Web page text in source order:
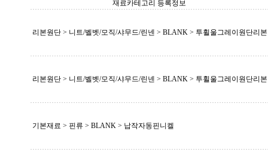
재료카테고리 등록정보
리본원단 > 니트/벨벳/모직/샤무드/린넨 > BLANK > 투휠울그레이원단리본
리본원단 > 니트/벨벳/모직/샤무드/린넨 > BLANK > 투휠울그레이원단리본
기본재료 > 핀류 > BLANK > 납작자동핀니켈